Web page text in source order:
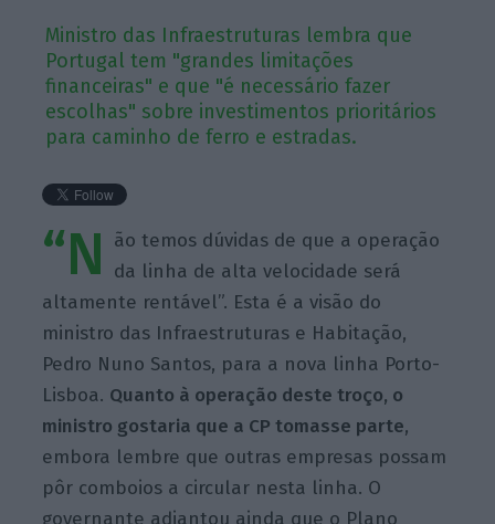
Ministro das Infraestruturas lembra que
Portugal tem "grandes limitações
financeiras" e que "é necessário fazer
escolhas" sobre investimentos prioritários
para caminho de ferro e estradas.
“N
ão temos dúvidas de que a operação
da linha de alta velocidade será
altamente rentável”. Esta é a visão do
ministro das Infraestruturas e Habitação,
Pedro Nuno Santos, para a nova linha Porto-
Lisboa. Quanto à operação deste troço, o
ministro gostaria que a CP tomasse parte,
embora lembre que outras empresas possam
pôr comboios a circular nesta linha. O
governante adiantou ainda que o Plano